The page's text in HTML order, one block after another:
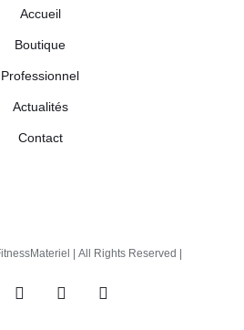
Accueil
Boutique
Professionnel
Actualités
Contact
| All Rights Reserved |
X InstagramPinterest